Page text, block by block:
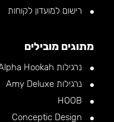
רישום למועדון לקוחות
מתוגים מובילים
נרגילות Alpha Hookah
נרגילות Amy Deluxe